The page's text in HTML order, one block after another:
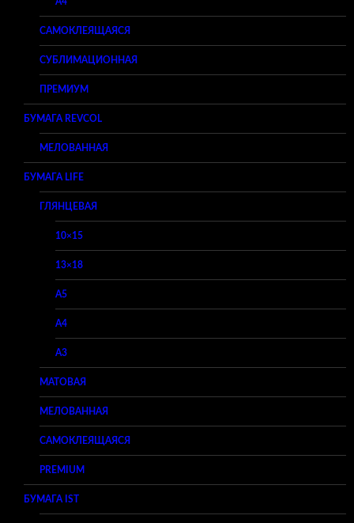
САМОКЛЕЯЩАЯСЯ
СУБЛИМАЦИОННАЯ
ПРЕМИУМ
БУМАГА REVCOL
МЕЛОВАННАЯ
БУМАГА LIFE
ГЛЯНЦЕВАЯ
10×15
13×18
A5
A4
A3
МАТОВАЯ
МЕЛОВАННАЯ
САМОКЛЕЯЩАЯСЯ
PREMIUM
БУМАГА IST